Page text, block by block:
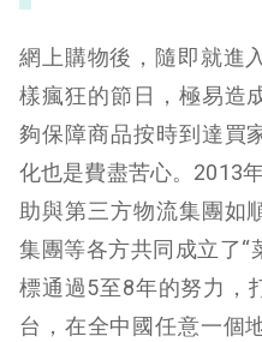
網上購物後，隨即就進
樣瘋狂的節日，極易造
夠保障商品按時到達買
化也是費盡苦心。2013
助與第三方物流集團如
集團等各方共同成立了“
標通過5至8年的努力，
台，在全中國任意一個